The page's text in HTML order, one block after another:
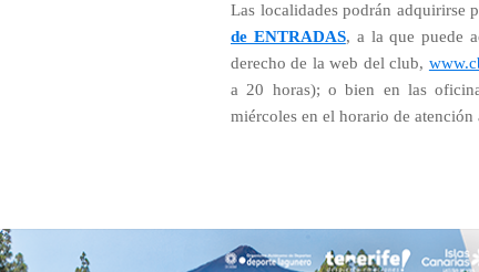
Las localidades podrán adquirirse
de ENTRADAS, a la que puede
derecho de la web del club,
a 20 horas); o bien en las
miércoles en el horario de